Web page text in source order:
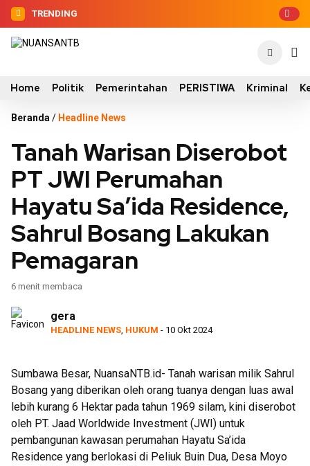
TRENDING
Home Politik Pemerintahan PERISTIWA Kriminal
Beranda / Headline News
Tanah Warisan Diserobot
PT JWI Perumahan
Hayatu Sa’ida Residence,
Sahrul Bosang Lakukan
Pemagaran
6 menit membaca
gera
HEADLINE NEWS HUKUM - 10 Okt 2024
Sumbawa Besar, NuansaNTB.id- Tanah warisan milik Sahrul
Bosang yang diberikan oleh orang tuanya dengan luas awal
lebih kurang 6 Hektar pada tahun 1969 silam, kini diserobot
oleh PT. Jaad Worldwide Investment (JWI) untuk
pembangunan kawasan perumahan Hayatu Sa’ida
Residence yang berlokasi di Peliuk Buin Dua, Desa Moyo